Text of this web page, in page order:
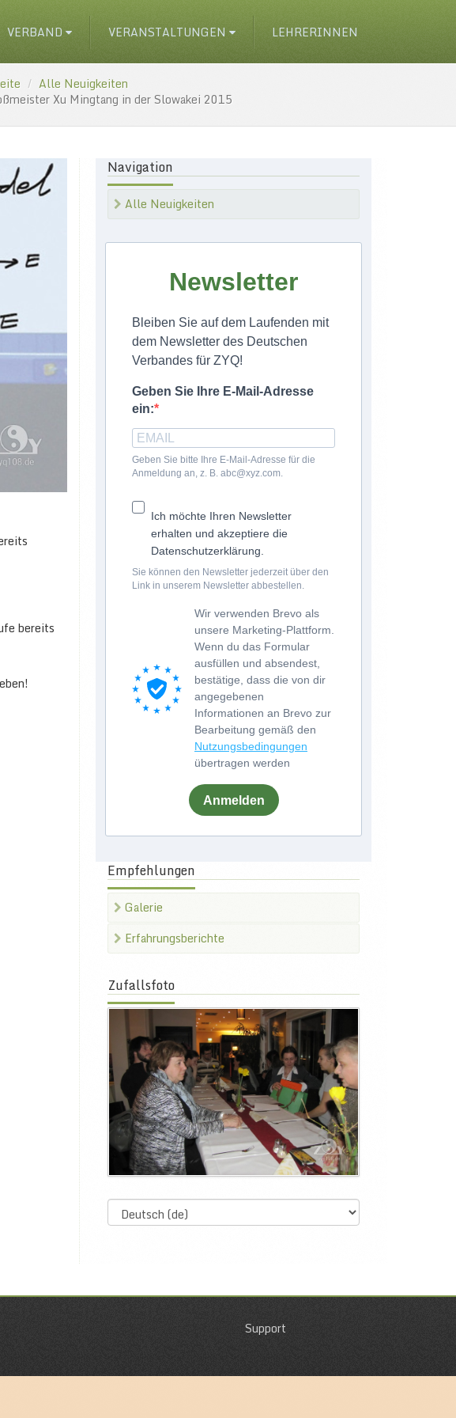
VERBAND VERANSTALTUNGEN LEHRERINNEN
Alle Neuigkeiten
Xu Mingtang in der Slowakei 2015
bereits
Navigation
Alle Neuigkeiten
Newsletter
Bleiben Sie auf dem Laufenden mit
dem Newsletter des Deutschen
Verbandes für ZYQ!
Geben Sie Ihre E-Mail-Adresse
ein:
Geben Sie bitte Ihre E-Mail-Adresse für die
Anmeldung an, z. B. abc@xyz.com.
Ich möchte Ihren Newsletter
erhalten und akzeptiere die
Datenschutzerklärung.
Sie können den Newsletter jederzeit über den
Link in unserem Newsletter abbestellen.
Wir verwenden Brevo als
unsere Marketing-Plattform.
Wenn du das Formular
ausfüllen und absendest,
bestätige, dass die von dir
angegebenen
Informationen an Brevo zur
Bearbeitung gemäß den
Nutzungsbedingungen
übertragen werden
Anmelden
Empfehlungen
Galerie
Erfahrungsberichte
Zufallsfoto
Select
language
Support